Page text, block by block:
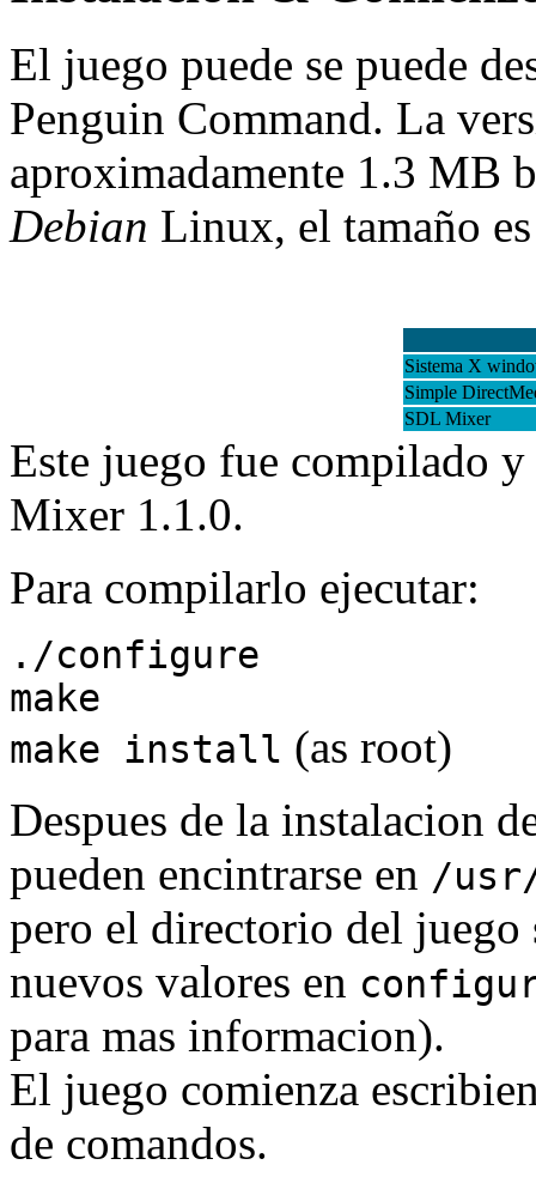
El juego puede se puede
Penguin Command. La
aproximadamente 1.3 MB
Debian Linux, el tamaño
Sistema X
Simple
SDL Mixer
Este juego fue compilado
Mixer 1.1.0.
Para compilarlo ejecutar:
./configure
make
make install (as root)
Despues de la instalacion
pueden encintrarse en /usr/
pero el directorio del juego
nuevos valores en
para mas informacion).
El juego comienza
de comandos.